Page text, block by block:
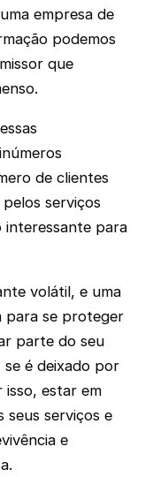
empresa de
podemos
que
de clientes
serviços
interessante para
volátil, e uma
para se proteger
parte do seu
é deixado por
isso, estar em
seus serviços e
e